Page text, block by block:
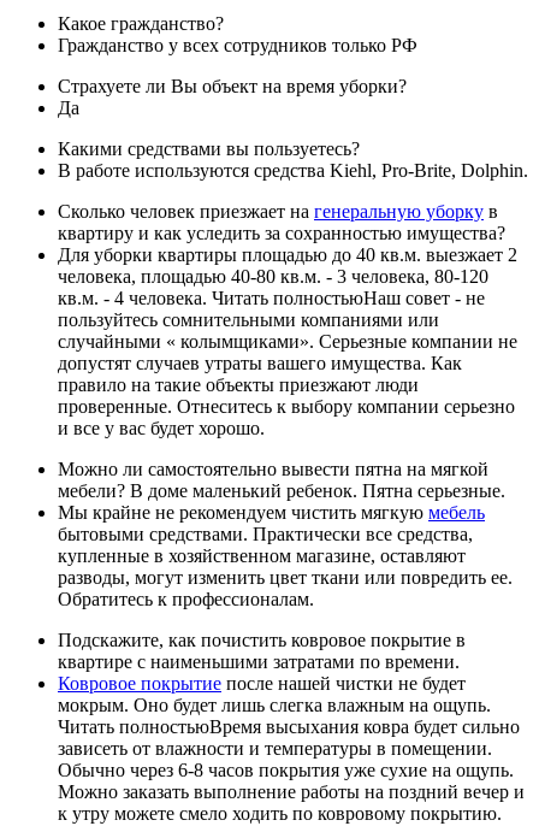
Какое гражданство?
Гражданство у всех сотрудников только РФ
Страхуете ли Вы объект на время уборки?
Да
Какими средствами вы пользуетесь?
В работе используются средства Kiehl, Pro-Brite, Dolphin.
Сколько человек приезжает на генеральную уборку в
квартиру и как уследить за сохранностью имущества?
Для уборки квартиры площадью до 40 кв.м. выезжает 2
человека, площадью 40-80 кв.м. - 3 человека, 80-120
кв.м. - 4 человека. Читать полностьюНаш совет - не
пользуйтесь сомнительными компаниями или
случайными « колымщиками». Серьезные компании не
допустят случаев утраты вашего имущества. Как
правило на такие объекты приезжают люди
проверенные. Отнеситесь к выбору компании серьезно
и все у вас будет хорошо.
Можно ли самостоятельно вывести пятна на мягкой
мебели? В доме маленький ребенок. Пятна серьезные.
Мы крайне не рекомендуем чистить мягкую мебель
бытовыми средствами. Практически все средства,
купленные в хозяйственном магазине, оставляют
разводы, могут изменить цвет ткани или повредить ее.
Обратитесь к профессионалам.
Подскажите, как почистить ковровое покрытие в
квартире с наименьшими затратами по времени.
Ковровое покрытие после нашей чистки не будет
мокрым. Оно будет лишь слегка влажным на ощупь.
Читать полностьюВремя высыхания ковра будет сильно
зависеть от влажности и температуры в помещении.
Обычно через 6-8 часов покрытия уже сухие на ощупь.
Можно заказать выполнение работы на поздний вечер и
к утру можете смело ходить по ковровому покрытию.